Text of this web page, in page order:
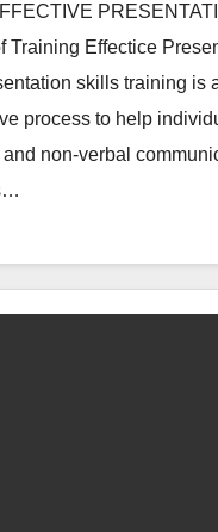
Training Effectice
skills training is
process to help
non-verbal